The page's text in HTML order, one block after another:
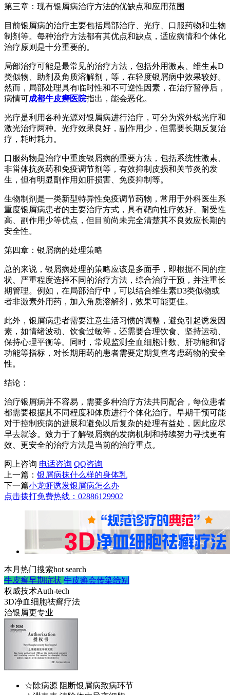
第三章：现有银屑病治疗方法的优缺点和应用范围
目前银屑病的治疗主要包括局部治疗、光疗、口服药物和生物
制剂等。每种治疗方法都有其优点和缺点，适应病情和个体化
治疗原则是十分重要的。
局部治疗可能是最常见的治疗方法，包括外用激素、维生素D
类似物、助剂及角质溶解剂，等，在轻度银屑病中效果较好。
然而，局部处理具有临时性和不可逆性因素，在治疗暂停后，
病情可成都牛皮癣医院指出，能会恶化。
光疗是利用各种光源对银屑病进行治疗，可分为紫外线光疗和
激光治疗两种。光疗效果良好，副作用少，但需要长期反复治
疗，耗时耗力。
口服药物是治疗中重度银屑病的重要方法，包括系统性激素、
非甾体抗炎药和免疫调节剂等，有效抑制皮损和关节炎的发
生，但有明显副作用如肝损害、免疫抑制等。
生物制剂是一类新型特异性免疫调节药物，常用于外科医生系
重度银屑病患者的主要治疗方式，具有靶向性疗效好、耐受性
高、副作用少等优点，但目前尚未完全清楚其不良效应长期的
安全性。
第四章：银屑病的处理策略
总的来说，银屑病处理的策略应该是多面手，即根据不同的症
状、严重程度选择不同的治疗方法，综合治疗干预，并注重长
期管理。例如，在局部治疗中，可以结合维生素D3类似物或
者非激素外用药，加入角质溶解剂，效果可能更佳。
此外，银屑病患者需要注意生活习惯的调整，避免引起诱发因
素，如情绪波动、饮食过敏等，还需要合理饮食、坚持运动、
保持心理平衡等。同时，常规监测全血细胞计数、肝功能和肾
功能等指标，对长期用药的患者需要定期复查考虑药物的安全
性。
结论：
治疗银屑病并不容易，需要多种治疗方法共同配合，每位患者
都需要根据其不同程度和体质进行个体化治疗。早期干预可能
对于控制疾病的进展和避免以后复杂的处理有益处，因此应尽
早去就诊。致力于了解银屑病的发病机制和持续努力寻找更有
效、更安全的治疗方法是当前的治疗重点。
网上咨询 电话咨询 QQ咨询
上一篇： 银屑病抹什么样的身体乳
下一篇小龙虾诱发银屑病怎么办
点击拨打免费热线：02886129902
本月热门搜索hot search
牛皮癣早期症状 牛皮癣会传染给别
权威技术Auth-tech
3D净血细胞祛癣疗法
治银屑更专业
☆除病源 阻断银屑病致病环节